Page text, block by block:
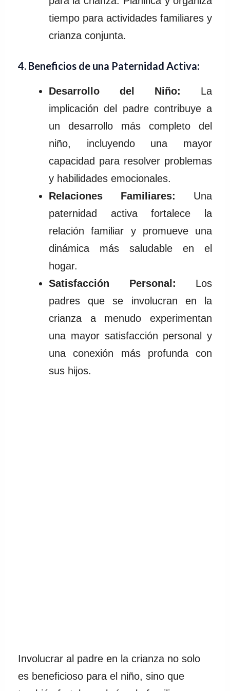
tiempo para actividades familiares y
crianza conjunta.
4. Beneficios de una Paternidad Activa:
Desarrollo del Niño: La
implicación del padre contribuye a
un desarrollo más completo del
niño, incluyendo una mayor
capacidad para resolver problemas
y habilidades emocionales.
Relaciones Familiares: Una
paternidad activa fortalece la
relación familiar y promueve una
dinámica más saludable en el
hogar.
Satisfacción Personal: Los
padres que se involucran en la
crianza a menudo experimentan
una mayor satisfacción personal y
una conexión más profunda con
sus hijos.
Involucrar al padre en la crianza no solo
es beneficioso para el niño, sino que